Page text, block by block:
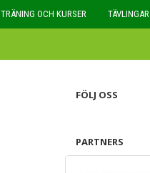
TRÄNING OCH KURSER TÄVLINGAR
FÖLJ OSS
PARTNERS